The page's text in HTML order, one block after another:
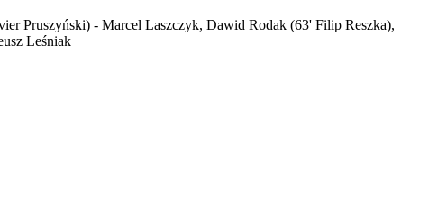
Pruszyński) - Marcel Laszczyk, Dawid Rodak (63' Filip Reszka),
Leśniak